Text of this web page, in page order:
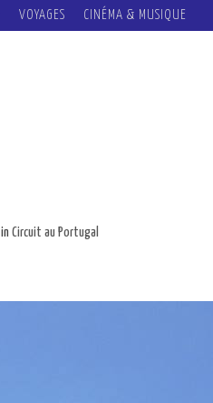
VOYAGES CINÉMA & MUSIQUE
in Circuit au Portugal